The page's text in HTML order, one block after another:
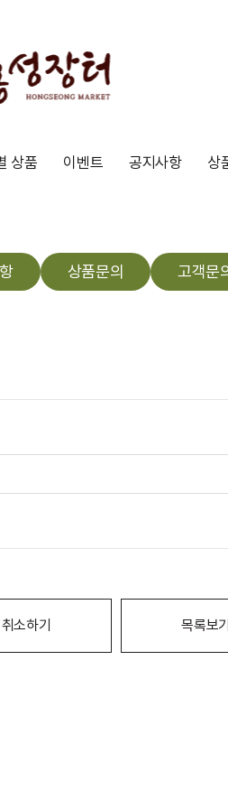
상품 이벤트 공지사항 상
상품문의 고객문
취소하기 목록보기